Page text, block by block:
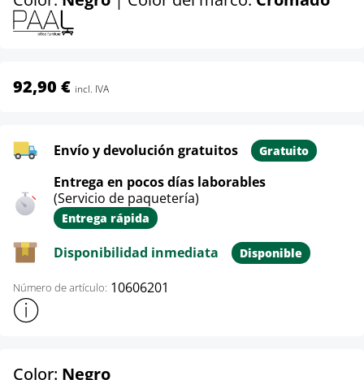
92,90 € incl. IVA
Envío y devolución gratuitos Gratuito
Entrega en pocos días laborables
(Servicio de paquetería)
Entrega rápida
Disponibilidad inmediata Disponible
Número de artículo: 10606201
Mostrar más información sobre el producto
Color: Negroselect